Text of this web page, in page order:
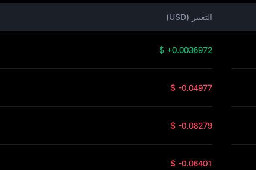
التغيير (USD)
$ +0.0036972
$ -0.04977
$ -0.08279
$ -0.06401